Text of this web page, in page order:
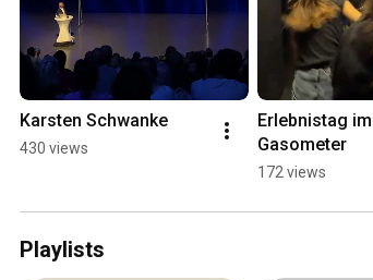
Karsten Schwanke
430 views
Erlebnistag im
Gasometer
172 views
Playlists